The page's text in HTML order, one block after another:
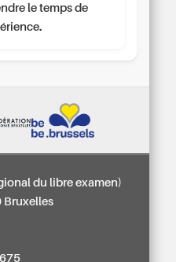
le temps de
du libre examen)
Bruxelles